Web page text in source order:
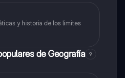
y historia de los limites
de Geografía 9